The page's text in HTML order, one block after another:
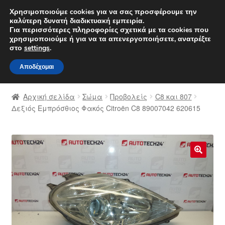
ΑΠΟΣΤΟΛΗ από 7 EUR
Δευτέρα-Παρ. 9 π.μ. - 4 μ.μ.
Απευθείας
μετάβαση
στην
πλοήγηση
Μετάβαση
σε
περιεχόμενο
Αρχική
Διαδικασία Παραπόνων
Μεταφορά
Ο λογαριασμός μου
Αρχική σελίδα Σώμα Προβολείς
C8 και 807
Δεξιός Εμπρόσθιος Φακός Citroën C8 89007042 620615
Χρησιμοποιούμε cookies για να σας προσφέρουμε την
καλύτερη δυνατή διαδικτυακή εμπειρία.
Για περισσότερες πληροφορίες σχετικά με τα cookies που
χρησιμοποιούμε ή για να τα απενεργοποιήσετε, ανατρέξτε
στο settings.
Αποδέχομαι